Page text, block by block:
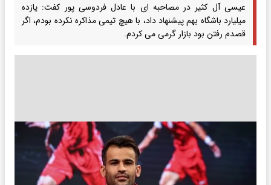
عیسی آل کثیر در مصاحبه ای با عادل فردوسی پور کفت: یازده
میلیارد باشگاه بهم پیشنهاد داد، با هیچ تیمی مذاکره نکرده بودم، اگر
قصدم رفتن بود بازار گرمی می کردم.